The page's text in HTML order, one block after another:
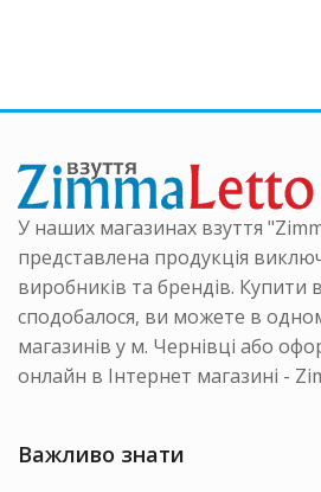
У наших магазинах взуття
представлена продукція
виробників та брендів. Купити
сподобалося, ви можете в
магазинів у м. Чернівці або
онлайн в Інтернет магазині -
Важливо знати